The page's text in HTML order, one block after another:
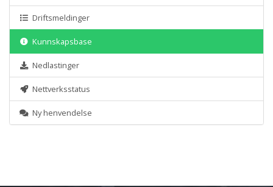
Driftsmeldinger
Kunnskapsbase
Nedlastinger
Nettverksstatus
Ny henvendelse